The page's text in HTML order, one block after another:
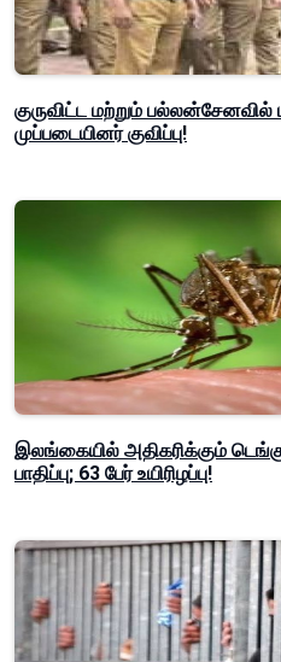
குருவிட்ட மற்றும் பல்லன்சேனவில்
முப்படையினர் குவிப்பு!
இலங்கையில் அதிகரிக்கும்
பாதிப்பு; 63 பேர் உயிரிழப்பு!